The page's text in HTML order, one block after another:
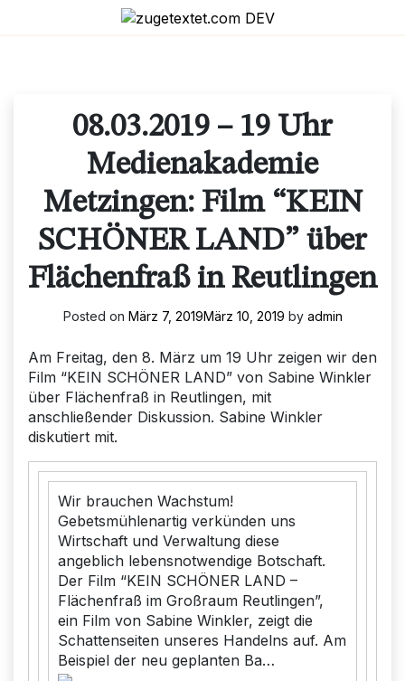
08.03.2019 – 19 Uhr
Medienakademie
Metzingen: Film “KEIN
SCHÖNER LAND” über
Flächenfraß in Reutlingen
Posted on März 7, 2019März 10, 2019 by admin
Am Freitag, den 8. März um 19 Uhr zeigen wir den
Film “KEIN SCHÖNER LAND” von Sabine Winkler
über Flächenfraß in Reutlingen, mit
anschließender Diskussion. Sabine Winkler
diskutiert mit.
Wir brauchen Wachstum!
Gebetsmühlenartig verkünden uns
Wirtschaft und Verwaltung diese
angeblich lebensnotwendige Botschaft.
Der Film “KEIN SCHÖNER LAND –
Flächenfraß im Großraum Reutlingen”,
ein Film von Sabine Winkler, zeigt die
Schattenseiten unseres Handelns auf. Am
Beispiel der neu geplanten Ba…